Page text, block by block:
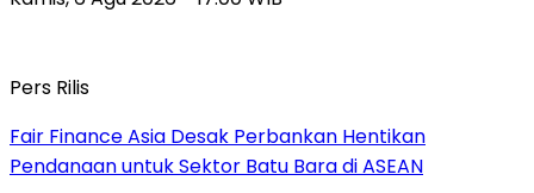
Pers Rilis
Fair Finance Asia Desak Perbankan Hentikan
Pendanaan untuk Sektor Batu Bara di ASEAN